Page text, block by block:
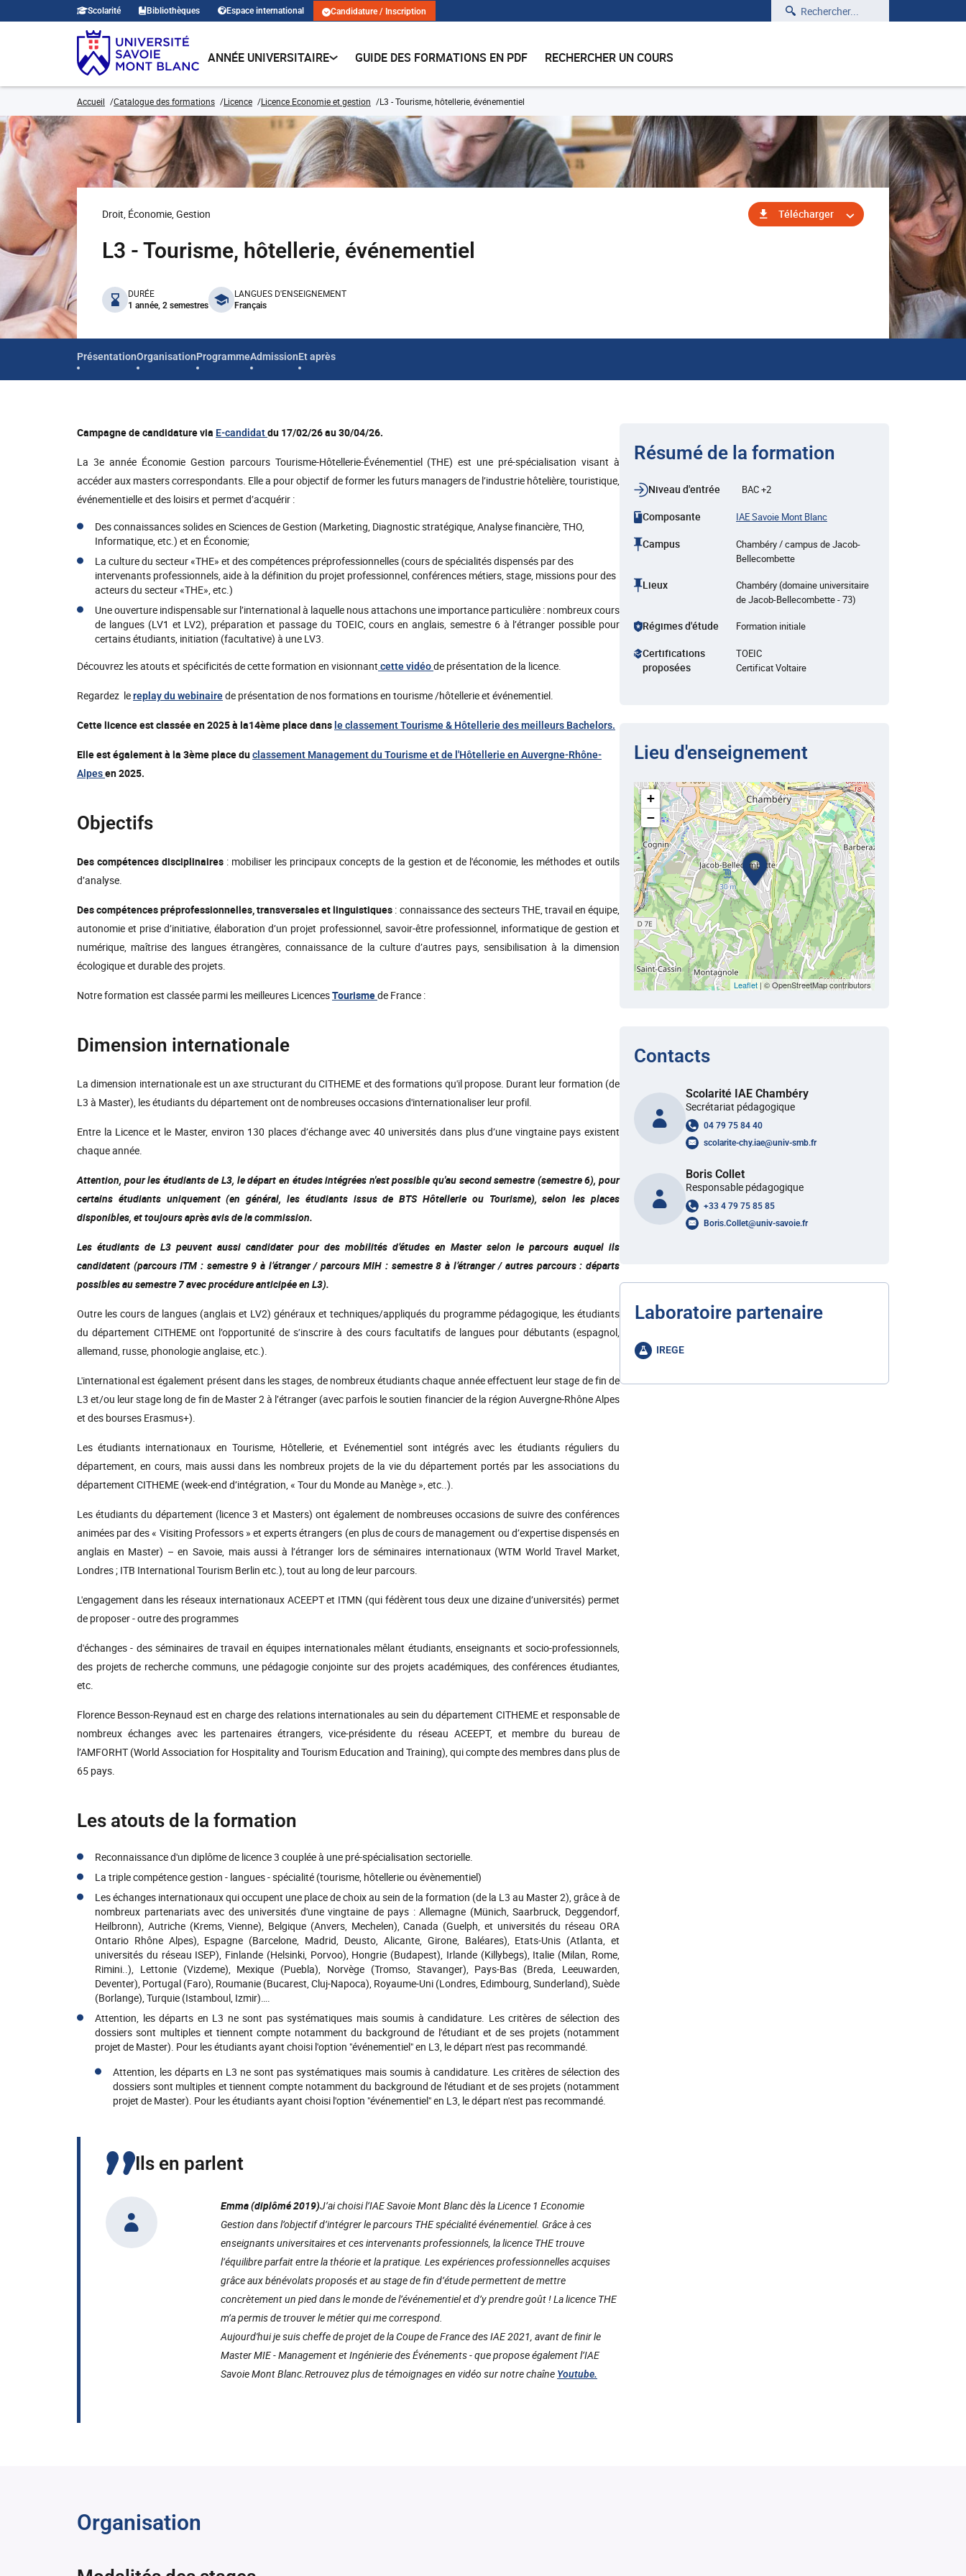
Scolarité Bibliothèques Espace international Candidature / Inscription Rechercher
ANNÉE UNIVERSITAIRE GUIDE DES FORMATIONS EN PDF RECHERCHER UN COURS
Accueil Catalogue des formations Licence Licence Economie et gestion L3 - Tourisme, hôtellerie, événementiel
Droit, Économie, Gestion Télécharger
L3 - Tourisme, hôtellerie, événementiel
benefits
DURÉE
1 année, 2 semestres
LANGUES D'ENSEIGNEMENT
Français
PrésentationOrganisationProgrammeAdmissionEt après
Campagne de candidature via E-candidatdu 17/02/26 au 30/04/26.
La 3e année Économie Gestion parcours Tourisme-Hôtellerie-Événementiel (THE) est une pré-spécialisation visant à
accéder aux masters correspondants. Elle a pour objectif de former les futurs managers de l’industrie hôtelière, touristique,
événementielle et des loisirs et permet d’acquérir :
Des connaissances solides en Sciences de Gestion (Marketing, Diagnostic stratégique, Analyse financière, THO,
Informatique, etc.) et en Économie;
La culture du secteur «THE» et des compétences préprofessionnelles (cours de spécialités dispensés par des
intervenants professionnels, aide à la définition du projet professionnel, conférences métiers, stage, missions pour des
acteurs du secteur «THE», etc.)
Une ouverture indispensable sur l’international à laquelle nous attachons une importance particulière : nombreux cours
de langues (LV1 et LV2), préparation et passage du TOEIC, cours en anglais, semestre 6 à l’étranger possible pour
certains étudiants, initiation (facultative) à une LV3.
Découvrez les atouts et spécificités de cette formation en visionnant cette vidéode présentation de la licence.
Regardez lereplay du webinairede présentation de nos formations en tourisme /hôtellerie et événementiel.
Cette licence est classée en 2025 à la14ème place dans le classement Tourisme & Hôtellerie des meilleurs Bachelors.
Elle est également à la 3ème place duclassement Management du Tourisme et de l'Hôtellerie en Auvergne-Rhône-
Alpesen 2025.
Objectifs
Des compétences disciplinaires : mobiliser les principaux concepts de la gestion et de l'économie, les méthodes et outils
d’analyse.
Des compétences préprofessionnelles, transversales et linguistiques : connaissance des secteurs THE, travail en équipe,
autonomie et prise d’initiative, élaboration d’un projet professionnel, savoir-être professionnel, informatique de gestion et
numérique, maîtrise des langues étrangères, connaissance de la culture d’autres pays, sensibilisation à la dimension
écologique et durable des projets.
Notre formation est classée parmi les meilleures LicencesTourismede France :
Dimension internationale
La dimension internationale est un axe structurant du CITHEME et des formations qu'il propose. Durant leur formation (de
L3 à Master), les étudiants du département ont de nombreuses occasions d'internationaliser leur profil.
Entre la Licence et le Master, environ 130 places d’échange avec 40 universités dans plus d’une vingtaine pays existent
chaque année.
Attention, pour les étudiants de L3, le départ en études intégrées n'est possible qu'au second semestre (semestre 6), pour
certains étudiants uniquement (en général, les étudiants issus de BTS Hôtellerie ou Tourisme), selon les places
disponibles, et toujours après avis de la commission.
Les étudiants de L3 peuvent aussi candidater pour des mobilités d’études en Master selon le parcours auquel ils
candidatent (parcours ITM : semestre 9 à l’étranger / parcours MIH : semestre 8 à l’étranger / autres parcours : départs
possibles au semestre 7 avec procédure anticipée en L3).
Outre les cours de langues (anglais et LV2) généraux et techniques/appliqués du programme pédagogique, les étudiants
du département CITHEME ont l’opportunité de s’inscrire à des cours facultatifs de langues pour débutants (espagnol,
allemand, russe, phonologie anglaise, etc.).
L'international est également présent dans les stages, de nombreux étudiants chaque année effectuent leur stage de fin de
L3 et/ou leur stage long de fin de Master 2 à l’étranger (avec parfois le soutien financier de la région Auvergne-Rhône Alpes
et des bourses Erasmus+).
Les étudiants internationaux en Tourisme, Hôtellerie, et Evénementiel sont intégrés avec les étudiants réguliers du
département, en cours, mais aussi dans les nombreux projets de la vie du département portés par les associations du
département CITHEME (week-end d’intégration, « Tour du Monde au Manège », etc..).
Les étudiants du département (licence 3 et Masters) ont également de nombreuses occasions de suivre des conférences
animées par des « Visiting Professors » et experts étrangers (en plus de cours de management ou d’expertise dispensés en
anglais en Master) – en Savoie, mais aussi à l’étranger lors de séminaires internationaux (WTM World Travel Market,
Londres ; ITB International Tourism Berlin etc.), tout au long de leur parcours.
L'engagement dans les réseaux internationaux ACEEPT et ITMN (qui fédèrent tous deux une dizaine d’universités) permet
de proposer - outre des programmes
d'échanges - des séminaires de travail en équipes internationales mêlant étudiants, enseignants et socio-professionnels,
des projets de recherche communs, une pédagogie conjointe sur des projets académiques, des conférences étudiantes,
etc.
Florence Besson-Reynaud est en charge des relations internationales au sein du département CITHEME et responsable de
nombreux échanges avec les partenaires étrangers, vice-présidente du réseau ACEEPT, et membre du bureau de
l’AMFORHT (World Association for Hospitality and Tourism Education and Training), qui compte des membres dans plus de
65 pays.
Les atouts de la formation
Reconnaissance d'un diplôme de licence 3 couplée à une pré-spécialisation sectorielle.
La triple compétence gestion - langues - spécialité (tourisme, hôtellerie ou évènementiel)
Les échanges internationaux qui occupent une place de choix au sein de la formation (de la L3 au Master 2), grâce à de
nombreux partenariats avec des universités d'une vingtaine de pays : Allemagne (Münich, Saarbruck, Deggendorf,
Heilbronn), Autriche (Krems, Vienne), Belgique (Anvers, Mechelen), Canada (Guelph, et universités du réseau ORA
Ontario Rhône Alpes), Espagne (Barcelone, Madrid, Deusto, Alicante, Girone, Baléares), Etats-Unis (Atlanta, et
universités du réseau ISEP), Finlande (Helsinki, Porvoo), Hongrie (Budapest), Irlande (Killybegs), Italie (Milan, Rome,
Rimini..), Lettonie (Vizdeme), Mexique (Puebla), Norvège (Tromso, Stavanger), Pays-Bas (Breda, Leeuwarden,
Deventer), Portugal (Faro), Roumanie (Bucarest, Cluj-Napoca), Royaume-Uni (Londres, Edimbourg, Sunderland), Suède
(Borlange), Turquie (Istamboul, Izmir)….
Attention, les départs en L3 ne sont pas systématiques mais soumis à candidature. Les critères de sélection des
dossiers sont multiples et tiennent compte notamment du background de l'étudiant et de ses projets (notamment
projet de Master). Pour les étudiants ayant choisi l'option "événementiel" en L3, le départ n'est pas recommandé.
Attention, les départs en L3 ne sont pas systématiques mais soumis à candidature. Les critères de sélection des
dossiers sont multiples et tiennent compte notamment du background de l'étudiant et de ses projets (notamment
projet de Master). Pour les étudiants ayant choisi l'option "événementiel" en L3, le départ n'est pas recommandé.
Ils en parlent
Emma (diplômé 2019)J’ai choisi l’IAE Savoie Mont Blanc dès la Licence 1 Economie
Gestion dans l’objectif d’intégrer le parcours THE spécialité événementiel. Grâce à ces
enseignants universitaires et ces intervenants professionnels, la licence THE trouve
l’équilibre parfait entre la théorie et la pratique. Les expériences professionnelles acquises
grâce aux bénévolats proposés et au stage de fin d’étude permettent de mettre
concrètement un pied dans le monde de l’événementiel et d’y prendre goût ! La licence THE
m’a permis de trouver le métier qui me correspond.
Aujourd'hui je suis cheffe de projet de la Coupe de France des IAE 2021, avant de finir le
Master MIE - Management et Ingénierie des Événements - que propose également l’IAE
Savoie Mont Blanc.Retrouvez plus de témoignages en vidéo sur notre chaîne Youtube.
Résumé de la formation
Niveau d'entrée BAC +2
Composante IAE Savoie Mont Blanc
Campus
Chambéry / campus de Jacob-
Bellecombette
Lieux
Chambéry (domaine universitaire
de Jacob-Bellecombette - 73)
Régimes d'étude Formation initiale
Certifications
proposées
TOEIC
Certificat Voltaire
Lieu d'enseignement
+
−
Leaflet | © OpenStreetMap contributors
Contacts
Scolarité IAE Chambéry
Secrétariat pédagogique
04 79 75 84 40
scolarite-chy.iae@univ-smb.fr
Boris Collet
Responsable pédagogique
+33 4 79 75 85 85
Boris.Collet@univ-savoie.fr
Laboratoire partenaire
IREGE
Organisation